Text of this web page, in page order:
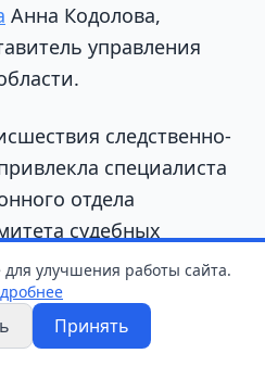
Анна Кодолова,
управления
следственно-
специалиста
отдела
судебных
двери, через которую
эксперт обнаружил
ладони.
улучшения работы сайта.
Принять